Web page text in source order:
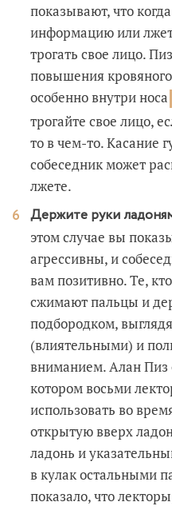
показывают, что
информацию или
трогать свое лицо.
повышения
особенно внутри носа
трогайте свое лицо,
то в чем-то. Касание
собеседник может
лжете.
Держите руки
этом случае вы
агрессивны, и
вам позитивно. Те,
сжимают пальцы и
подбородком,
(влиятельными) и
вниманием. Алан Пиз
котором восьми
использовать во
открытую вверх
ладонь и
в кулак остальными
показало, что